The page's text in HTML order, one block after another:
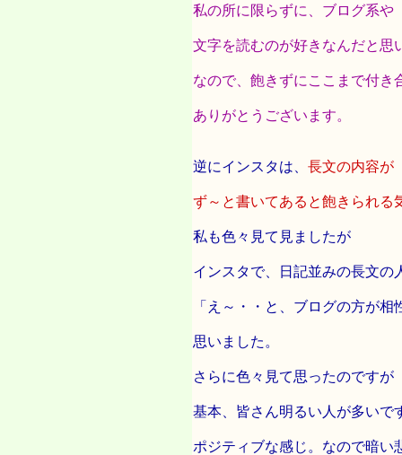
私の所に限らずに、ブログ系や
文字を読むのが好きなんだと思
なので、飽きずにここまで付き
ありがとうございます。
逆にインスタは、 長文の内容が
ず～と書いてあると飽きられる
私も色々見て見ましたが
インスタで、日記並みの長文の
「え～・・と、ブログの方が
思いました。
さらに色々見て思ったのですが
基本、皆さん明るい人が多いで
ポジティブな感じ。なので暗い